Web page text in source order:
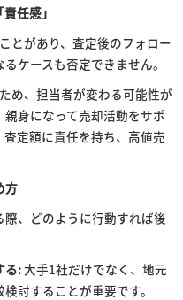
任感」
とがあり、査定後のフォロー
ケースも否定できません。
め、担当者が変わる可能性が
身になって売却活動をサポ
定額に責任を持ち、高値売
方
、どのように行動すれば後
る:大手1社だけでなく、地元
討することが重要です。